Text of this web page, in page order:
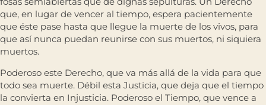
que, en lugar de vencer al tiempo, espera pacientemente
que éste pase hasta que llegue la muerte de los vivos, para
que así nunca puedan reunirse con sus muertos, ni siquiera
muertos.
Poderoso este Derecho, que va más allá de la vida para que
todo sea muerte. Débil esta Justicia, que deja que el tiempo
la convierta en Injusticia. Poderoso el Tiempo, que vence a